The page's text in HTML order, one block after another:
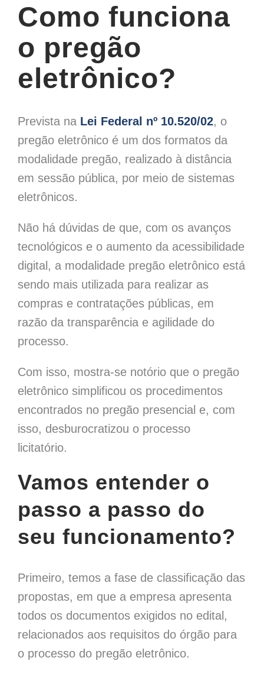
Como funciona
o pregão
eletrônico?
Prevista na Lei Federal nº 10.520/02, o
pregão eletrônico é um dos formatos da
modalidade pregão, realizado à distância
em sessão pública, por meio de sistemas
eletrônicos.
Não há dúvidas de que, com os avanços
tecnológicos e o aumento da acessibilidade
digital, a modalidade pregão eletrônico está
sendo mais utilizada para realizar as
compras e contratações públicas, em
razão da transparência e agilidade do
processo.
Com isso, mostra-se notório que o pregão
eletrônico simplificou os procedimentos
encontrados no pregão presencial e, com
isso, desburocratizou o processo
licitatório.
Vamos entender o
passo a passo do
seu funcionamento?
Primeiro, temos a fase de classificação das
propostas, em que a empresa apresenta
todos os documentos exigidos no edital,
relacionados aos requisitos do órgão para
o processo do pregão eletrônico.